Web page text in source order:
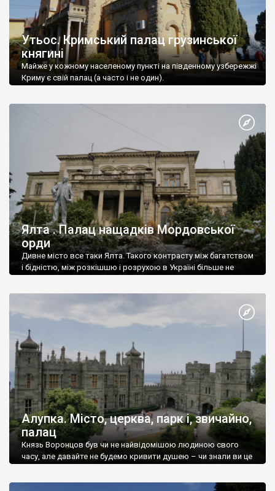
Утьос. Кримський палац грузинської
княгині
Майже у кожному населеному пункті на південному узбережжі
Криму є свій палац (а часто і не один).
Ялта . Палац нащадків Мордовської
орди
Дивне місто все таки Ялта. Такого контрасту між багатством
і бідністю, між розкішшю і розрухою в Україні більше не
Алупка. Місто, церква, парк і, звичайно,
палац
Князь Воронцов був чи не найвідомішою людиною свого
часу, але давайте не будемо кривити душею – чи знали ви це